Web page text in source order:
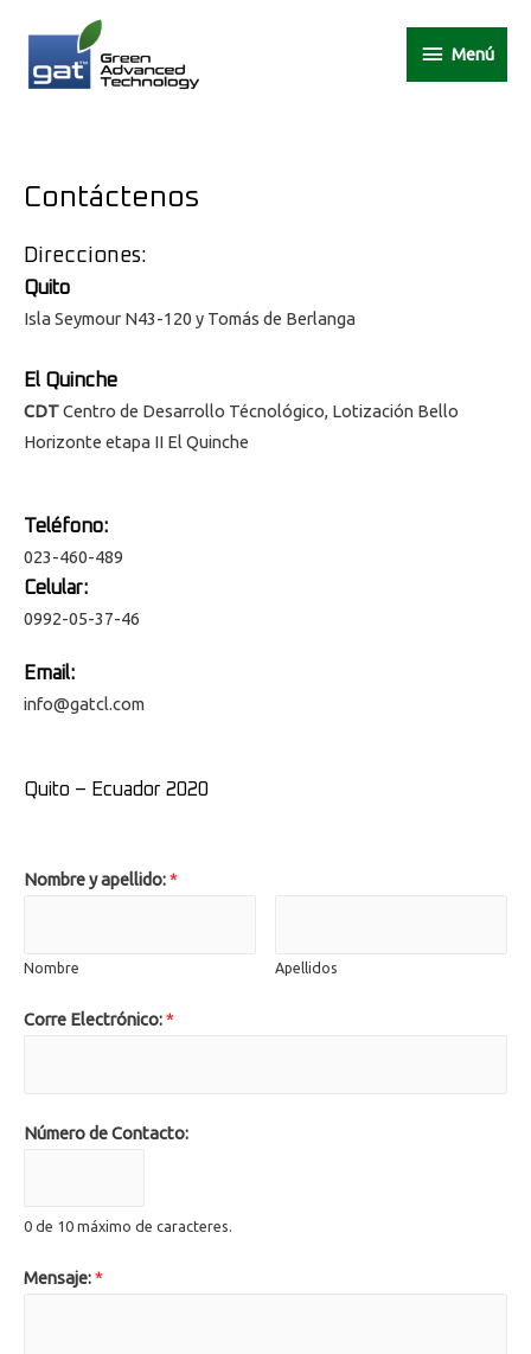
Menú
Contáctenos
Direcciones:
Quito
Isla Seymour N43-120 y Tomás de Berlanga
El Quinche
CDTCentro de Desarrollo Técnológico, Lotización Bello
Horizonte etapa II El Quinche
Teléfono:
023-460-489
Celular:
0992-05-37-46
Email:
info@gatcl.com
Quito – Ecuador 2020
Nombre y apellido:*
Nombre Apellidos
Corre Electrónico:*
Número de Contacto:
0 de 10 máximo de caracteres.
Mensaje:*